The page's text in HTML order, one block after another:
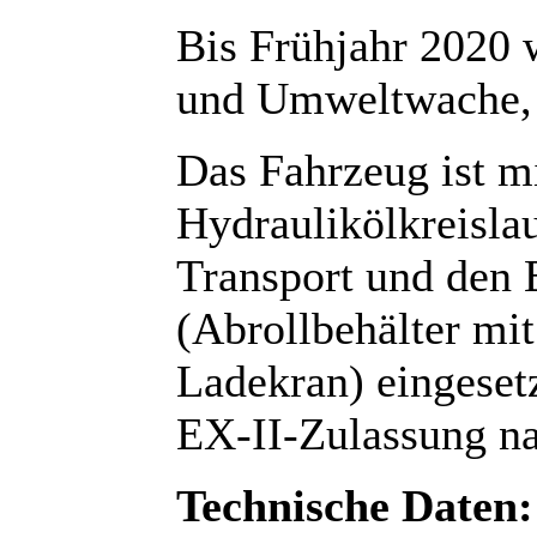
Bis Frühjahr 2020
und
Das Fahrzeug ist
Transport und den
(Abrollbehälter
Ladekran)
EX-II-Zulassung
Technische Daten: